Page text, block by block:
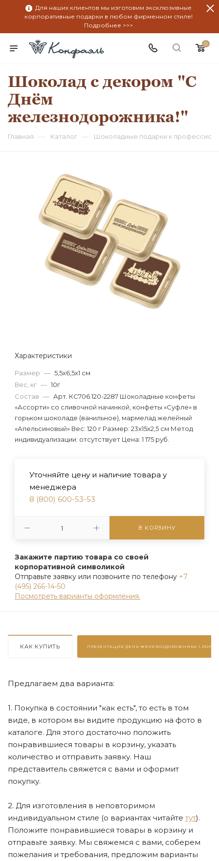
Для наших клиентов мы изготовим эксклюзивные
корпоративные подарки в любом фирменном стиле!
Подробнее >>>
0
Шоколад с декором "С
Днём
железнодорожника!"
Главная — Каталог — Шоколадные подарки к
Характеристики
Размер — 5,5x6,5x1 см
Вес, кг — 10г
Состав — Арт. КС706.120-2287 Шоколадные конфеты
«Ассорти» со сливочной начинкой, конфеты «Суфле» в
горьком шоколаде (ванильное), мармелад желейный
«Апельсиновый» Вес: 120 г Размер: 23х15х2,5 см Метод
индивидуализации: отсутствует Цена: 1 175 руб.
Уточняйте цену и наличие товара у
менеджера
8 (800) 600-53-53
В КОРЗИНУ
Закажите партию товара со своей
корпоративной символикой
Отправьте заявку или позвоните по телефону +7
(495) 266-14-50
Посмотреть варианты оформления.
КАК КУПИТЬ ПРЕЗЕНТАЦИЯ ДЕНЬ ЖЕЛЕЗНОДОРОЖНИКА (.PDF)
Предлагаем два варианта:
1. Покупка в состоянии "как есть", то есть в том
виде, в котором вы видите продукцию на фото в
каталоге. Для этого достаточно положить
понравившиеся товары в корзину, указать
количество и отправить заявку. Наш
представитель свяжется с вами и оформит
покупку.
2. Для изготовления в неповторимом
индивидуальном стиле (о вариантах читайте тут).
Положите понравившиеся товары в корзину и
отправьте заявку. Мы свяжемся с вами, соберем
пожелания и требования, предложим варианты